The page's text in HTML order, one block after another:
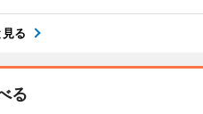
見る
る